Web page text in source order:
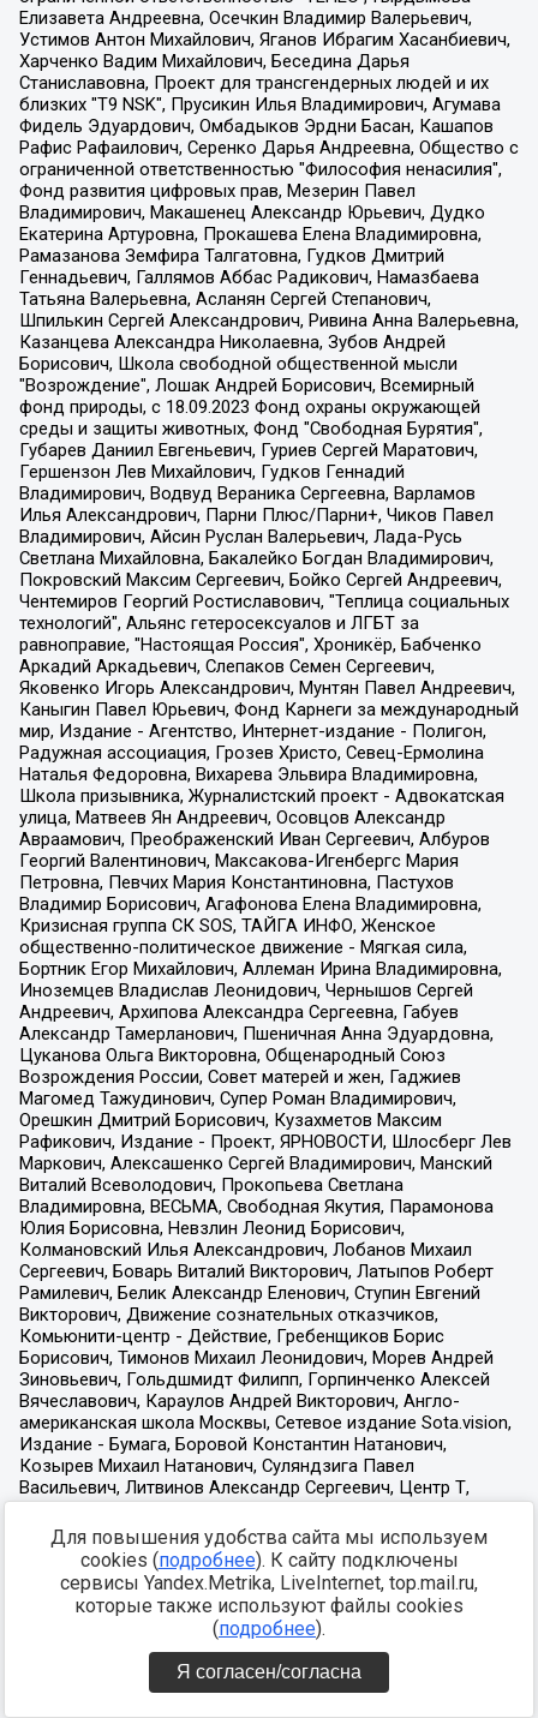
Для повышения удобства сайта мы используем
cookies (подробнее). К сайту подключены
сервисы Yandex.Metrika, LiveInternet, top.mail.ru,
которые также используют файлы cookies
(подробнее).
Я согласен/согласна